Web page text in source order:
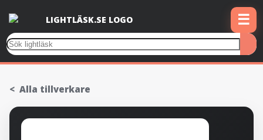
☰
Alla tillverkare